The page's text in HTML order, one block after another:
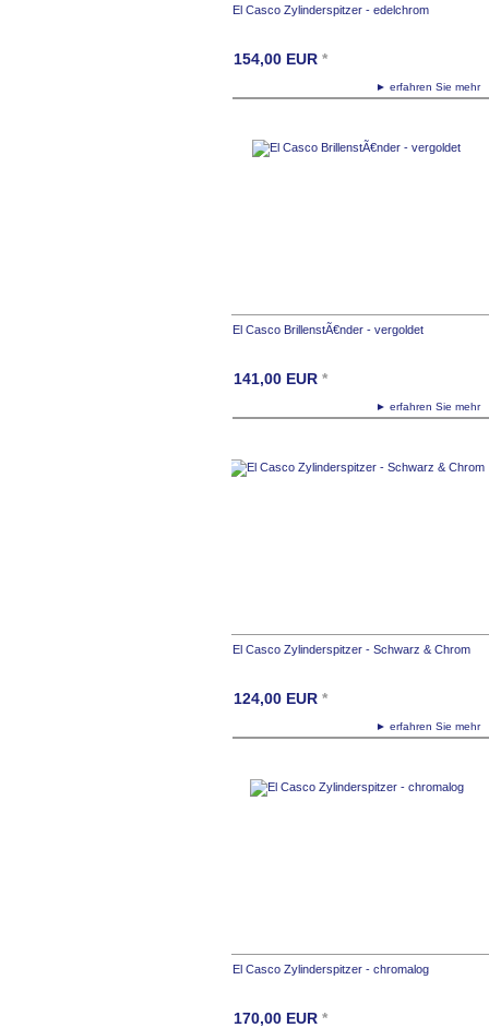
El Casco Zylinderspitzer - edelchrom
► erfahren Sie
154,00 EUR *
El Casco BrillenstÃ€nder - vergoldet
► erfahren Sie
141,00 EUR *
El Casco Zylinderspitzer - Schwarz & Chrom
► erfahren Sie
124,00 EUR *
El Casco Zylinderspitzer - chromalog
170,00 EUR *